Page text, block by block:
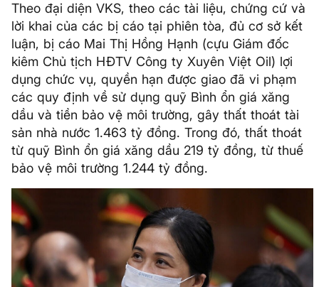
Theo đại diện VKS, theo các tài liệu, chứng cứ và
lời khai của các bị cáo tại phiên tòa, đủ cơ sở kết
luận, bị cáo Mai Thị Hồng Hạnh (cựu Giám đốc
kiêm Chủ tịch HĐTV Công ty Xuyên Việt Oil) lợi
dụng chức vụ, quyền hạn được giao đã vi phạm
các quy định về sử dụng quỹ Bình ổn giá xăng
dầu và tiền bảo vệ môi trường, gây thất thoát tài
sản nhà nước 1.463 tỷ đồng. Trong đó, thất thoát
từ quỹ Bình ổn giá xăng dầu 219 tỷ đồng, từ thuế
bảo vệ môi trường 1.244 tỷ đồng.